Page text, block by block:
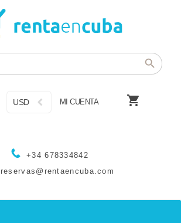
+34 678334842
reservas@rentaencuba.com
USD MI CUENTA 